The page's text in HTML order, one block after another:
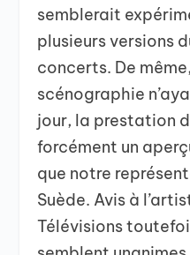
semblerait
plusieurs versions
concerts. De
scénographie
jour, la prestation
forcément un
que notre
Suède. Avis à
Télévisions